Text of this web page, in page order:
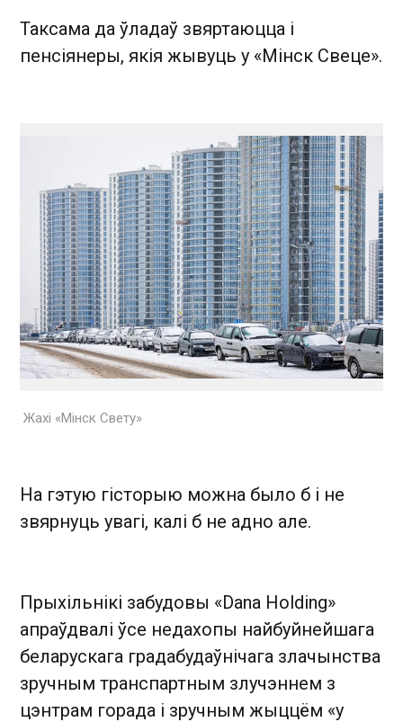
Таксама да ўладаў звяртаюцца і
пенсіянеры, якія жывуць у «Мінск Свеце».
Жахі «Мінск Свету»
На гэтую гісторыю можна было б і не
звярнуць увагі, калі б не адно але.
Прыхільнікі забудовы «Dana Holding»
апраўдвалі ўсе недахопы найбуйнейшага
беларускага градабудаўнічага злачынства
зручным транспартным злучэннем з
цэнтрам горада і зручным жыццём «у